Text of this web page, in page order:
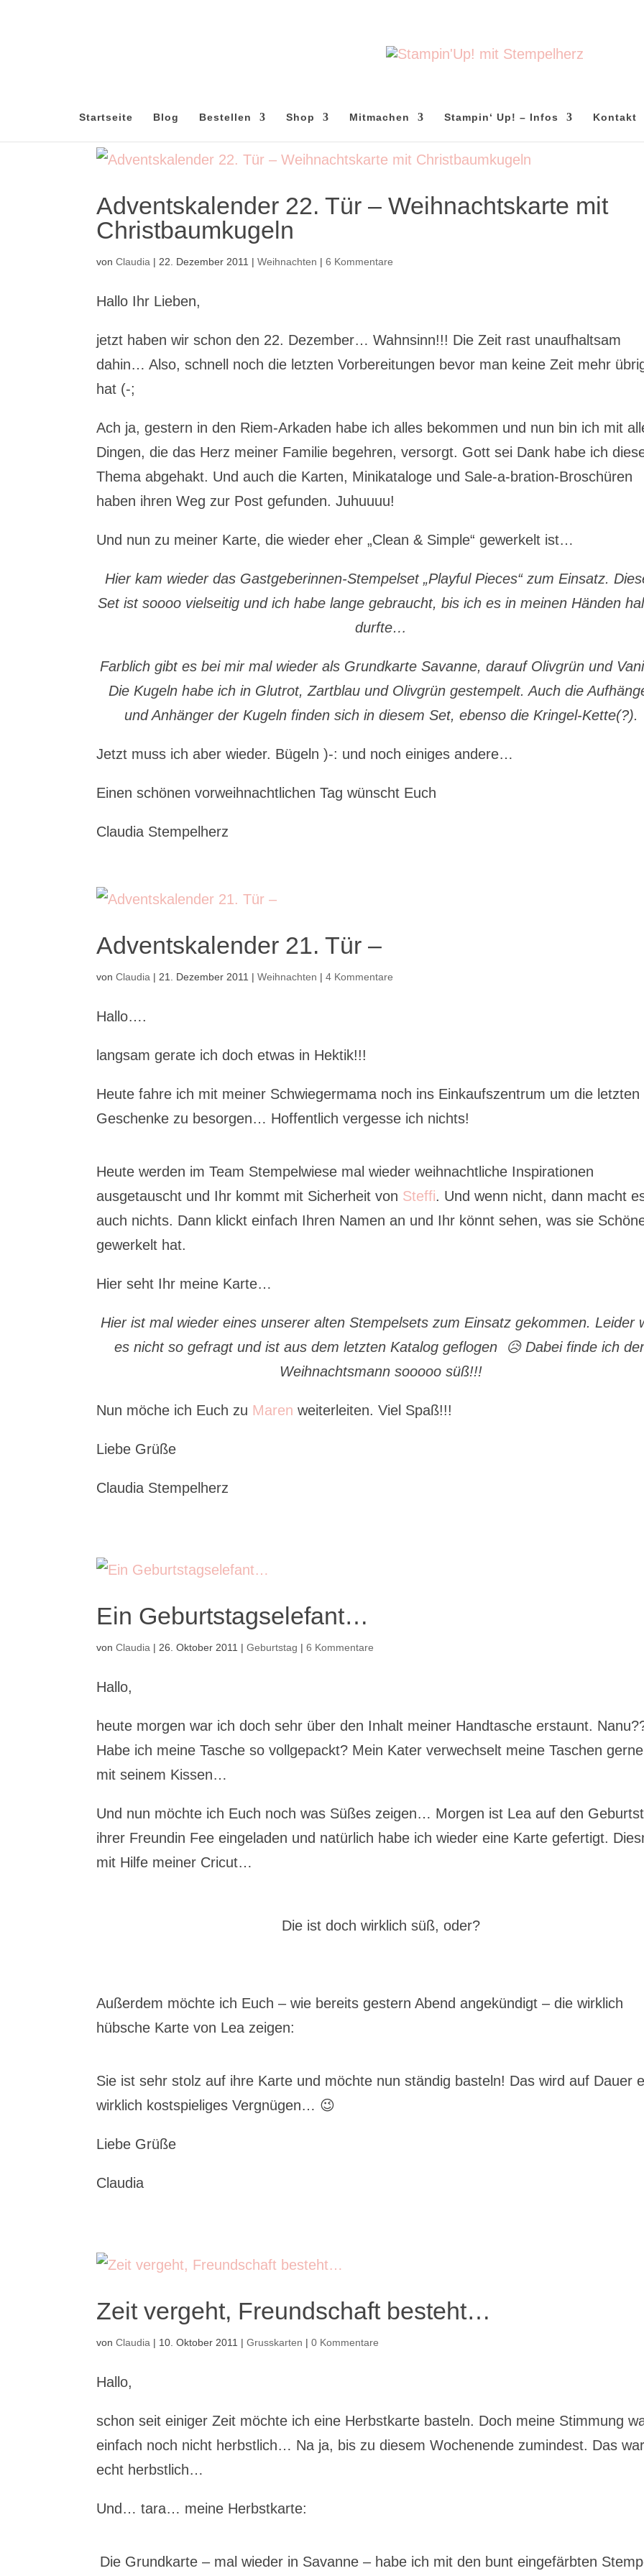
Startseite Blog Bestellen Shop Mitmachen Stampin‘ Up! – Infos Kontakt
Adventskalender 22. Tür – Weihnachtskarte mit
Christbaumkugeln
vonClaudia | 22. Dezember 2011 |Weihnachten |6 Kommentare
Hallo Ihr Lieben,
jetzt haben wir schon den 22. Dezember… Wahnsinn!!! Die Zeit rast unaufhaltsam
dahin… Also, schnell noch die letzten Vorbereitungen bevor man keine Zeit mehr
hat (-;
Ach ja, gestern in den Riem-Arkaden habe ich alles bekommen und nun bin ich mit
Dingen, die das Herz meiner Familie begehren, versorgt. Gott sei Dank habe ich
Thema abgehakt. Und auch die Karten, Minikataloge und Sale-a-bration-Broschüren
haben ihren Weg zur Post gefunden. Juhuuuu!
Und nun zu meiner Karte, die wieder eher „Clean & Simple“ gewerkelt ist…
Hier kam wieder das Gastgeberinnen-Stempelset „Playful Pieces“ zum Einsatz.
Set ist soooo vielseitig und ich habe lange gebraucht, bis ich es in meinen Händen
durfte…
Farblich gibt es bei mir mal wieder als Grundkarte Savanne, darauf Olivgrün und
Die Kugeln habe ich in Glutrot, Zartblau und Olivgrün gestempelt. Auch die
und Anhänger der Kugeln finden sich in diesem Set, ebenso die Kringel-Kette(?).
Jetzt muss ich aber wieder. Bügeln )-: und noch einiges andere…
Einen schönen vorweihnachtlichen Tag wünscht Euch
Claudia Stempelherz
Adventskalender 21. Tür –
vonClaudia | 21. Dezember 2011 |Weihnachten |4 Kommentare
Hallo….
langsam gerate ich doch etwas in Hektik!!!
Heute fahre ich mit meiner Schwiegermama noch ins Einkaufszentrum um die letzten
Geschenke zu besorgen… Hoffentlich vergesse ich nichts!
Heute werden im Team Stempelwiese mal wieder weihnachtliche Inspirationen
ausgetauscht und Ihr kommt mit Sicherheit von Steffi. Und wenn nicht, dann macht
auch nichts. Dann klickt einfach Ihren Namen an und Ihr könnt sehen, was sie
gewerkelt hat.
Hier seht Ihr meine Karte…
Hier ist mal wieder eines unserer alten Stempelsets zum Einsatz gekommen. Leider
es nicht so gefragt und ist aus dem letzten Katalog geflogen 😥 Dabei finde ich
Weihnachtsmann sooooo süß!!!
Nun möche ich Euch zu Maren weiterleiten. Viel Spaß!!!
Liebe Grüße
Claudia Stempelherz
Ein Geburtstagselefant…
vonClaudia | 26. Oktober 2011 |Geburtstag |6 Kommentare
Hallo,
heute morgen war ich doch sehr über den Inhalt meiner Handtasche erstaunt.
Habe ich meine Tasche so vollgepackt? Mein Kater verwechselt meine Taschen gerne
mit seinem Kissen…
Und nun möchte ich Euch noch was Süßes zeigen… Morgen ist Lea auf den
ihrer Freundin Fee eingeladen und natürlich habe ich wieder eine Karte gefertigt.
mit Hilfe meiner Cricut…
Die ist doch wirklich süß, oder?
Außerdem möchte ich Euch – wie bereits gestern Abend angekündigt – die wirklich
hübsche Karte von Lea zeigen:
Sie ist sehr stolz auf ihre Karte und möchte nun ständig basteln! Das wird auf Dauer
wirklich kostspieliges Vergnügen… 😉
Liebe Grüße
Claudia
Zeit vergeht, Freundschaft besteht…
vonClaudia | 10. Oktober 2011 |Grusskarten |0 Kommentare
Hallo,
schon seit einiger Zeit möchte ich eine Herbstkarte basteln. Doch meine Stimmung
einfach noch nicht herbstlich… Na ja, bis zu diesem Wochenende zumindest. Das
echt herbstlich…
Und… tara… meine Herbstkarte:
Die Grundkarte – mal wieder in Savanne – habe ich mit den bunt eingefärbten